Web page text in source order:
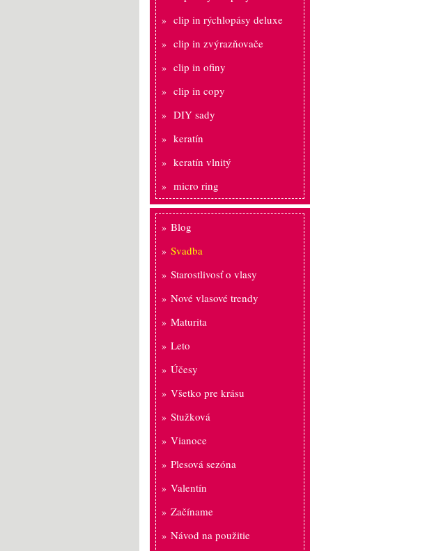
clip in rýchlopásy deluxe
clip in zvýrazňovače
clip in ofiny
clip in copy
DIY sady
keratín
keratín vlnitý
micro ring
Blog
Svadba
Starostlivosť o vlasy
Nové vlasové trendy
Maturita
Leto
Účesy
Všetko pre krásu
Stužková
Vianoce
Plesová sezóna
Valentín
Začíname
Návod na použitie